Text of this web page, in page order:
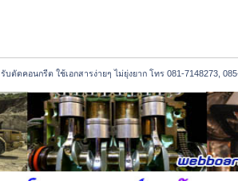
รับตัดคอนกรีต ใช้เอกสารง่ายๆ ไม่ยุ่งยาก โทร 081-7148273,